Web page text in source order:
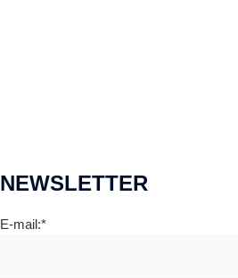
NEWSLETTER
E-mail:*